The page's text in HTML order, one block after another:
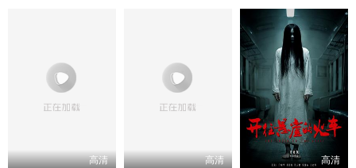
高清 高清 高清